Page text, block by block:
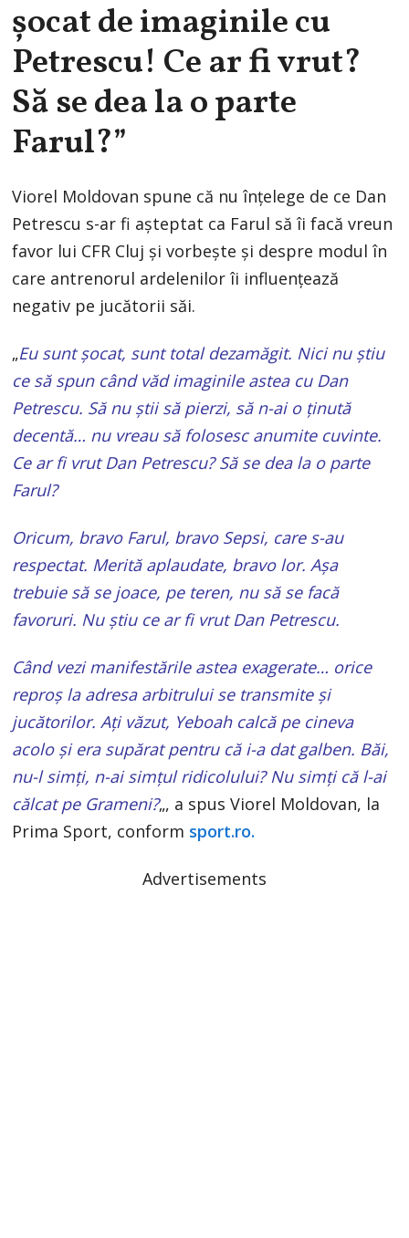
șocat de imaginile cu
Petrescu! Ce ar fi vrut?
Să se dea la o parte
Farul?”
Viorel Moldovan spune că nu înțelege de ce Dan
Petrescu s-ar fi așteptat ca Farul să îi facă vreun
favor lui CFR Cluj și vorbește și despre modul în
care antrenorul ardelenilor îi influențează
negativ pe jucătorii săi.
„Eu sunt șocat, sunt total dezamăgit. Nici nu știu
ce să spun când văd imaginile astea cu Dan
Petrescu. Să nu știi să pierzi, să n-ai o ținută
decentă… nu vreau să folosesc anumite cuvinte.
Ce ar fi vrut Dan Petrescu? Să se dea la o parte
Farul?
Oricum, bravo Farul, bravo Sepsi, care s-au
respectat. Merită aplaudate, bravo lor. Așa
trebuie să se joace, pe teren, nu să se facă
favoruri. Nu știu ce ar fi vrut Dan Petrescu.
Când vezi manifestările astea exagerate… orice
reproș la adresa arbitrului se transmite și
jucătorilor. Ați văzut, Yeboah calcă pe cineva
acolo și era supărat pentru că i-a dat galben. Băi,
nu-l simți, n-ai simțul ridicolului? Nu simți că l-ai
călcat pe Grameni?„, a spus Viorel Moldovan, la
Prima Sport, conform sport.ro.
Advertisements